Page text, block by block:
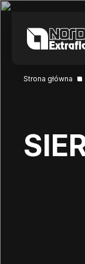
Strona główna